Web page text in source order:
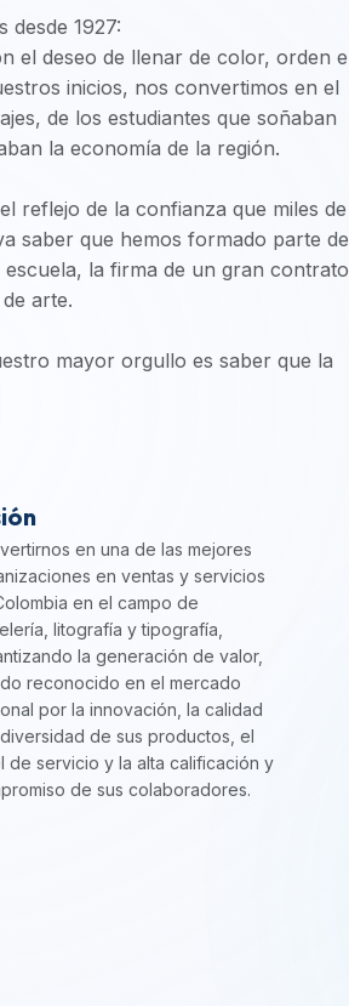
desde 1927:
el deseo de llenar de color, orden e
inicios, nos convertimos en el
de los estudiantes que soñaban
la economía de la región.
reflejo de la confianza que miles de
saber que hemos formado parte de
la firma de un gran contrato
arte.
mayor orgullo es saber que la
en una de las mejores
en ventas y servicios
en el campo de
litografía y tipografía,
la generación de valor,
reconocido en el mercado
por la innovación, la calidad
de sus productos, el
de servicio y la alta calificación y
de sus colaboradores.